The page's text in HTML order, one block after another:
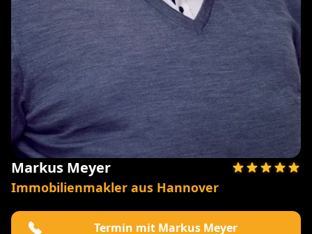
Markus Meyer
Immobilienmakler aus Hannover
Termin mit Markus Meyer